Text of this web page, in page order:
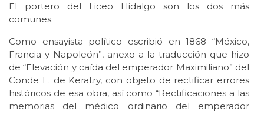
El portero del Liceo Hidalgo son los dos más
comunes.
Como ensayista político escribió en 1868 “México,
Francia y Napoleón”, anexo a la traducción que hizo
de “Elevación y caída del emperador Maximiliano” del
Conde E. de Keratry, con objeto de rectificar errores
históricos de esa obra, así como “Rectificaciones a las
memorias del médico ordinario del emperador